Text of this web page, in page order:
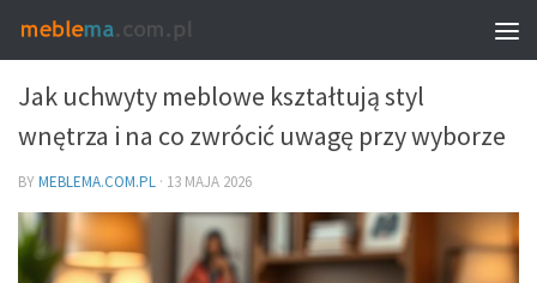
MEBLE – PROPORCJE, UKŁAD I WYBÓR
Jak uchwyty meblowe kształtują styl
wnętrza i na co zwrócić uwagę przy wyborze
BYMEBLEMA.COM.PL · 13 MAJA 2026